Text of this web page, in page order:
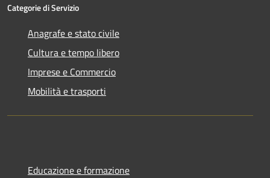
Categorie di Servizio
Anagrafe e stato civile
Cultura e tempo libero
Imprese e Commercio
Mobilità e trasporti
Educazione e formazione